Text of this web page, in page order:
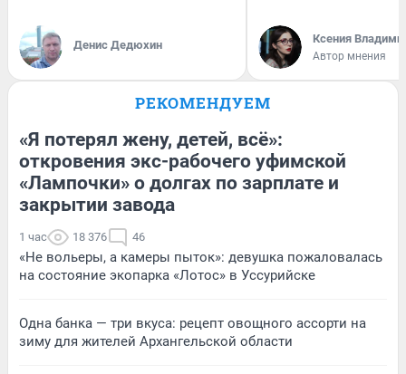
Денис Дедюхин Ксения
Автор мнения
РЕКОМЕНДУЕМ
«Я потерял жену, детей, всё»:
откровения экс-рабочего уфимской
«Лампочки» о долгах по зарплате и
закрытии завода
1 час 18 376 46
«Не вольеры, а камеры пыток»: девушка пожаловалась
на состояние экопарка «Лотос» в Уссурийске
Одна банка — три вкуса: рецепт овощного ассорти на
зиму для жителей Архангельской области